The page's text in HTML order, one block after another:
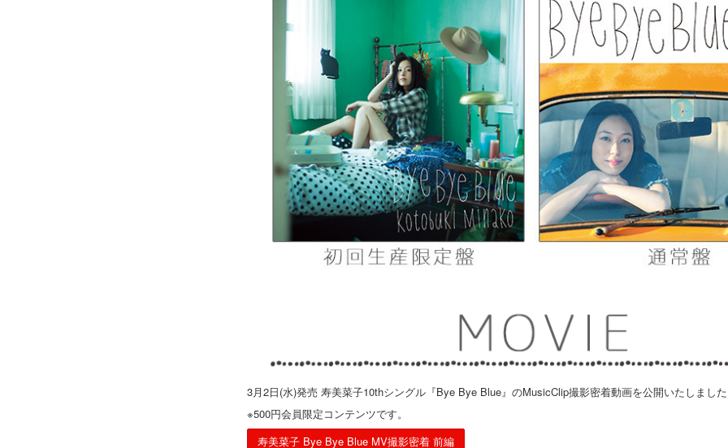
3月2日(水)発売 寿美菜子10thシングル『Bye Bye Blue』のMusicClip撮影密着動画を公開いたしまし
※500円会員限定コンテンツです。
寿美菜子 Bye Bye Blue MV撮影密着 前編